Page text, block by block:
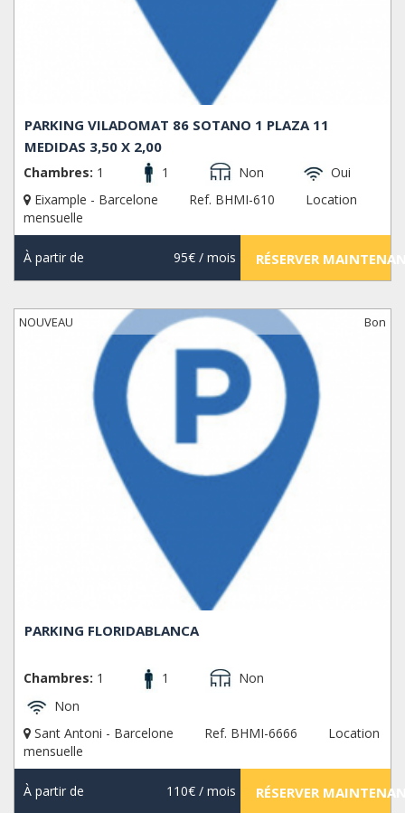
PARKING VILADOMAT 86 SOTANO 1 PLAZA 11
MEDIDAS 3,50 X 2,00
Chambres: 1 1 Non
Oui
Eixample - Barcelone
Ref. BHMI-610
Location
mensuelle
À partir de 95€/ mois RÉSERVER
NOUVEAU Bon
PARKING FLORIDABLANCA
Chambres: 1 1
Non
Non
Sant Antoni - Barcelone
Ref. BHMI-6666
Location
mensuelle
À partir de 110€/ mois RÉSERVER